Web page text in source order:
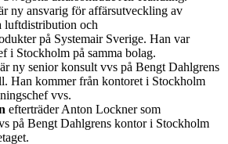
ny ansvarig för affärsutveckling av
luftdistribution och
på Systemair Sverige. Han var
i Stockholm på samma bolag.
är ny senior konsult vvs på Bengt Dahlgrens
Han kommer från kontoret i Stockholm
vvs.
efterträder Anton Lockner som
på Bengt Dahlgrens kontor i Stockholm